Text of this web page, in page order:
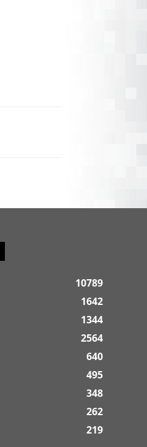
10789
1642
1344
2564
640
495
348
262
219